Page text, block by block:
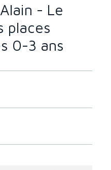
- Le
places
0-3 ans